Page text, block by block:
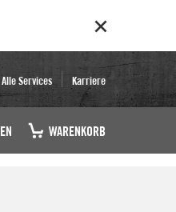
Alle Services Karriere
WARENKORB